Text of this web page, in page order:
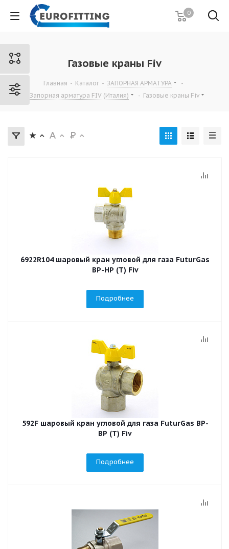
0
Газовые краны Fiv
Главная - Каталог - ЗАПОРНАЯ АРМАТУРА
-
Запорная арматура FIV (Италия)
- Газовые краны Fiv
6922R104 шаровый кран угловой для газа FuturGas
ВР-НР (Т) Fiv
Подробнее
592F шаровый кран угловой для газа FuturGas ВР-
ВР (Т) Fiv
Подробнее